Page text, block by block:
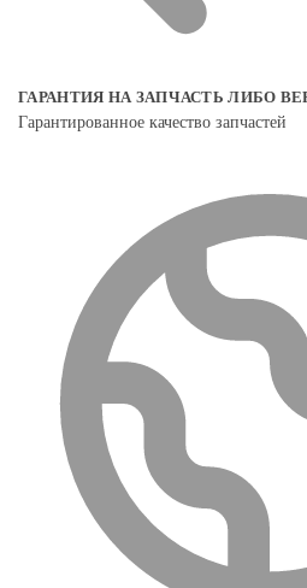
ГАРАНТИЯ НА ЗАПЧАСТЬ ЛИБО
Гарантированное качество запчастей